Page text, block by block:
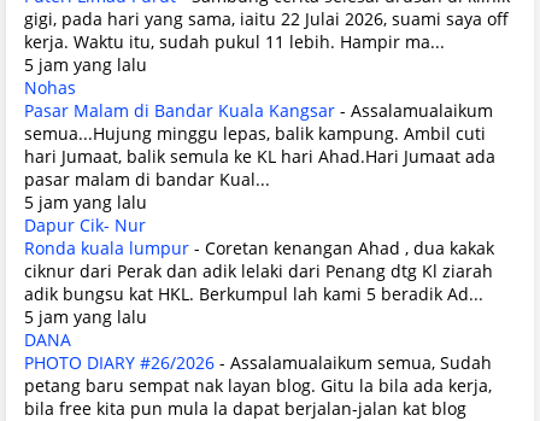
gigi, pada hari yang sama, iaitu 22 Julai 2026, suami saya off
kerja. Waktu itu, sudah pukul 11 lebih. Hampir ma...
5 jam yang lalu
Nohas
Pasar Malam di Bandar Kuala Kangsar - Assalamualaikum
semua...Hujung minggu lepas, balik kampung. Ambil cuti
hari Jumaat, balik semula ke KL hari Ahad.Hari Jumaat ada
pasar malam di bandar Kual...
5 jam yang lalu
Dapur Cik- Nur
Ronda kuala lumpur - Coretan kenangan Ahad , dua kakak
ciknur dari Perak dan adik lelaki dari Penang dtg Kl ziarah
adik bungsu kat HKL. Berkumpul lah kami 5 beradik Ad...
5 jam yang lalu
DANA
PHOTO DIARY #26/2026 - Assalamualaikum semua, Sudah
petang baru sempat nak layan blog. Gitu la bila ada kerja,
bila free kita pun mula la dapat berjalan-jalan kat blog